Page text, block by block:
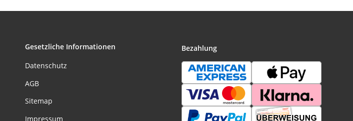
Gesetzliche Informationen
Datenschutz
AGB
Sitemap
Impressum
Bezahlung